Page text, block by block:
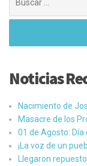
Noticias
Nacimiento de
Masacre de los
01 de Agosto:
¡La voz de un
Llegaron